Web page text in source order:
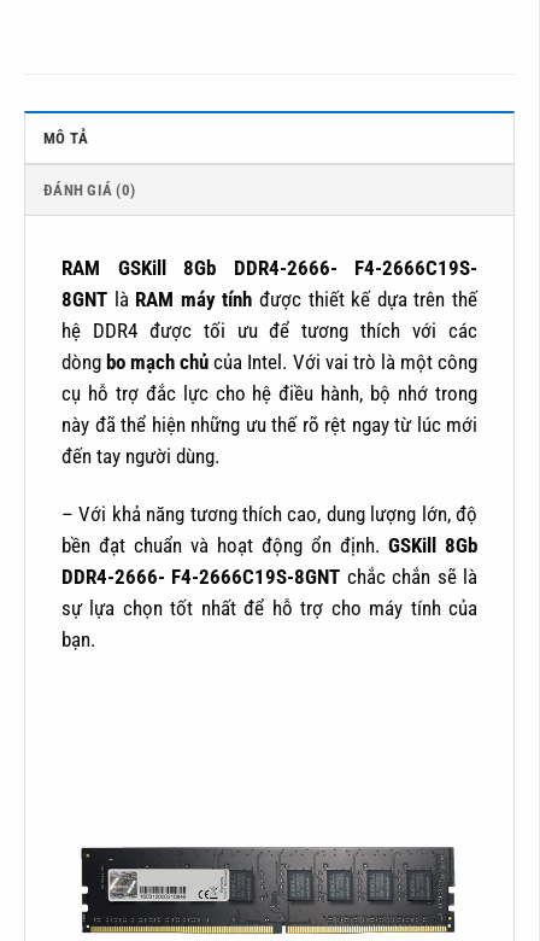
MÔ TẢ
ĐÁNH GIÁ (0)
RAM GSKill 8Gb DDR4-2666- F4-2666C19S-
8GNT là RAM máy tính được thiết kế dựa trên thế
hệ DDR4 được tối ưu để tương thích với các
dòngbo mạch chủ của Intel. Với vai trò là một công
cụ hỗ trợ đắc lực cho hệ điều hành, bộ nhớ trong
này đã thể hiện những ưu thế rõ rệt ngay từ lúc mới
đến tay người dùng.
– Với khả năng tương thích cao, dung lượng lớn, độ
bền đạt chuẩn và hoạt động ổn định. GSKill 8Gb
DDR4-2666- F4-2666C19S-8GNT chắc chắn sẽ là
sự lựa chọn tốt nhất để hỗ trợ cho máy tính của
bạn.